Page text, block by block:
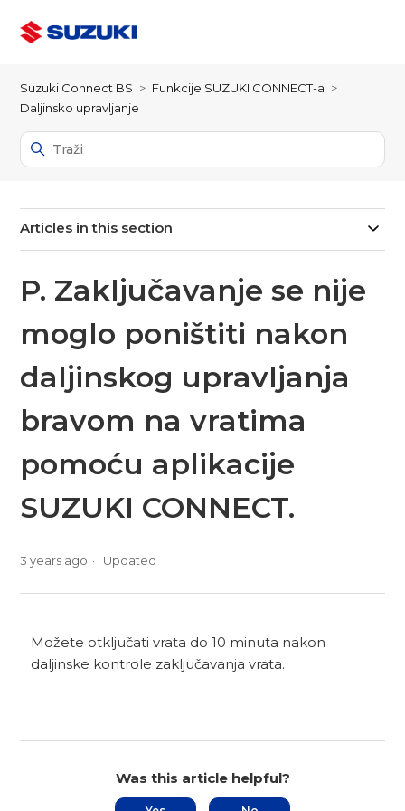
Suzuki Connect BS
Funkcije SUZUKI CONNECT-a
Daljinsko upravljanje
Articles in this section
P. Zaključavanje se nije
moglo poništiti nakon
daljinskog upravljanja
bravom na vratima
pomoću aplikacije
SUZUKI CONNECT.
3 years ago Updated
Možete otključati vrata do 10 minuta nakon
daljinske kontrole zaključavanja vrata.
Was this article helpful?